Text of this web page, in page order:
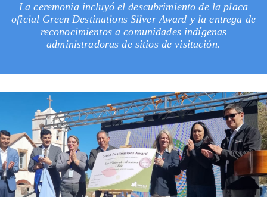
La ceremonia incluyó el descubrimiento de la placa
oficial Green Destinations Silver Award y la entrega de
reconocimientos a comunidades indígenas
administradoras de sitios de visitación.